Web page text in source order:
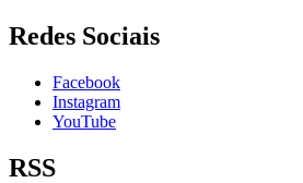
Redes Sociais
Facebook
Instagram
YouTube
RSS